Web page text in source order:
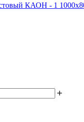
КАОН - 1